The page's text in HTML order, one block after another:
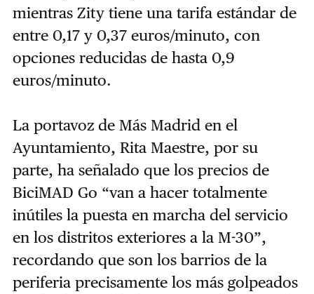
mientras Zity tiene una tarifa estándar de
entre 0,17 y 0,37 euros/minuto, con
opciones reducidas de hasta 0,9
euros/minuto.
La portavoz de Más Madrid en el
Ayuntamiento, Rita Maestre, por su
parte, ha señalado que los precios de
BiciMAD Go “van a hacer totalmente
inútiles la puesta en marcha del servicio
en los distritos exteriores a la M-30”,
recordando que son los barrios de la
periferia precisamente los más golpeados